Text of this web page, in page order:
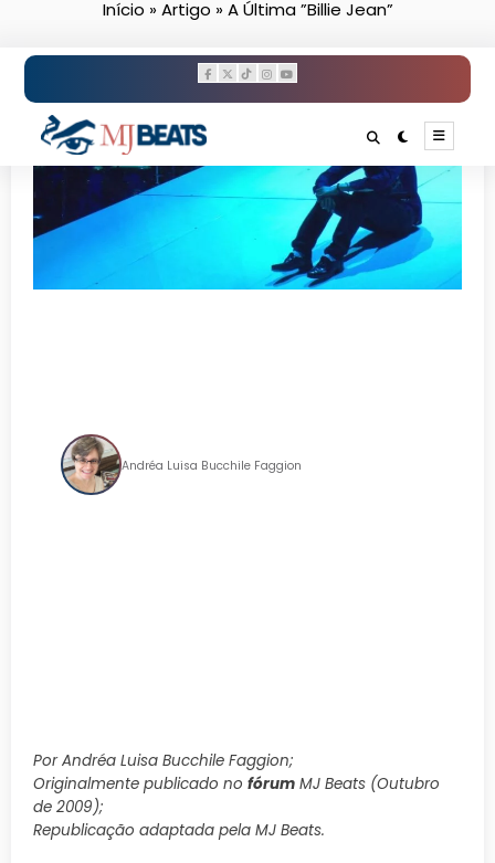
Início »Artigo »A Última ”Billie Jean”
Andréa Luisa Bucchile Faggion
Por Andréa Luisa Bucchile Faggion;
Originalmente publicado no fórum MJ Beats (Outubro
de 2009);
Republicação adaptada pela MJ Beats.